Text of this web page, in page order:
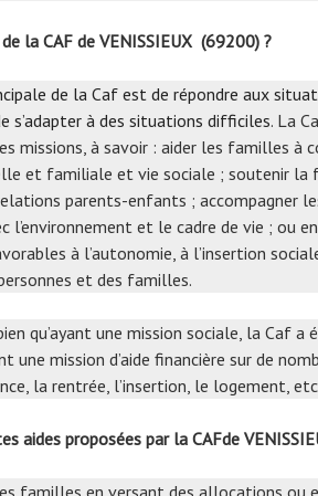
la CAF de VENISSIEUX (69200) ?
de la Caf est de répondre aux
s’adapter à des situations difficiles. La
missions, à savoir : aider les familles à
et familiale et vie sociale ; soutenir la
parents-enfants ; accompagner
l’environnement et le cadre de vie ; ou
à l’autonomie, à l’insertion
et des familles.
qu’ayant une mission sociale, la Caf a
une mission d’aide financière sur de
la rentrée, l’insertion, le logement,
aides proposées par la CAFde
familles en versant des allocations ou